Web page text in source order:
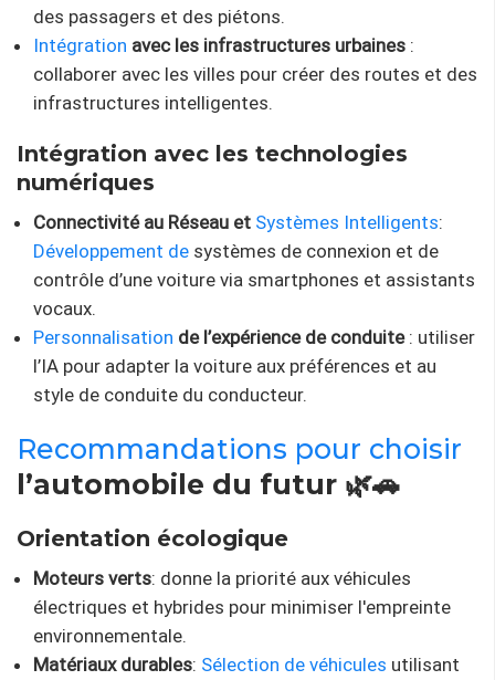
des passagers et des piétons.
Intégration avec les infrastructures urbaines :
collaborer avec les villes pour créer des routes et des
infrastructures intelligentes.
Intégration avec les technologies
numériques
Connectivité au Réseau et Systèmes Intelligents:
Développement de systèmes de connexion et de
contrôle d’une voiture via smartphones et assistants
vocaux.
Personnalisation de l’expérience de conduite: utiliser
l’IA pour adapter la voiture aux préférences et au
style de conduite du conducteur.
Recommandations pour choisir
l’automobile du futur 🌿🚗
Orientation écologique
Moteurs verts: donne la priorité aux véhicules
électriques et hybrides pour minimiser l'empreinte
environnementale.
Matériaux durables: Sélection de véhicules utilisant